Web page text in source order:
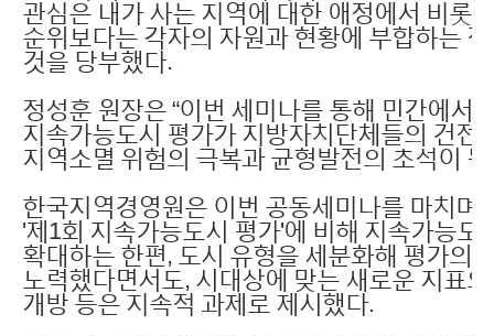
관심은 내가 사는 지역에 대한 애정에서 비롯
순위보다는 각자의 자원과 현황에 부합하는
것을 당부했다.
정성훈 원장은 “이번 세미나를 통해 민간에서
지속가능도시 평가가 지방자치단체들의 건전
지역소멸 위험의 극복과 균형발전의 초석이
한국지역경영원은 이번 공동세미나를 마치며
'제1회 지속가능도시 평가'에 비해 지속가능도
확대하는 한편, 도시 유형을 세분화해 평가의
노력했다면서도, 시대상에 맞는 새로운 지표
개방 등은 지속적 과제로 제시했다.